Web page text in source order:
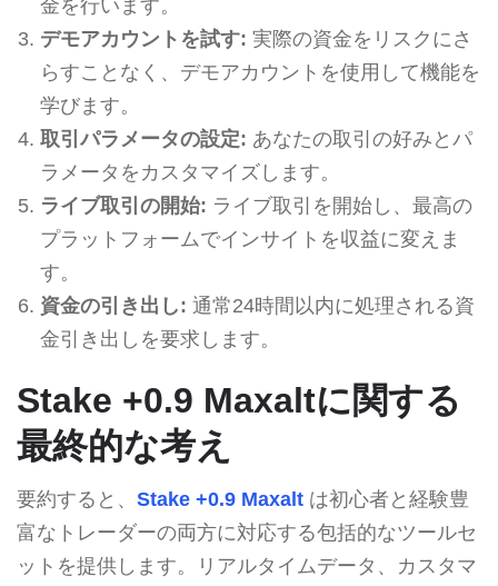
金を行います。
デモアカウントを試す: 実際の資金をリスクにさ
らすことなく、デモアカウントを使用して機能を
学びます。
取引パラメータの設定: あなたの取引の好みとパ
ラメータをカスタマイズします。
ライブ取引の開始: ライブ取引を開始し、最高の
プラットフォームでインサイトを収益に変えま
す。
資金の引き出し: 通常24時間以内に処理される資
金引き出しを要求します。
Stake +0.9 Maxaltに関する
最終的な考え
要約すると、 Stake +0.9 Maxalt は初心者と経験豊
富なトレーダーの両方に対応する包括的なツールセ
ットを提供します。リアルタイムデータ、カスタマ